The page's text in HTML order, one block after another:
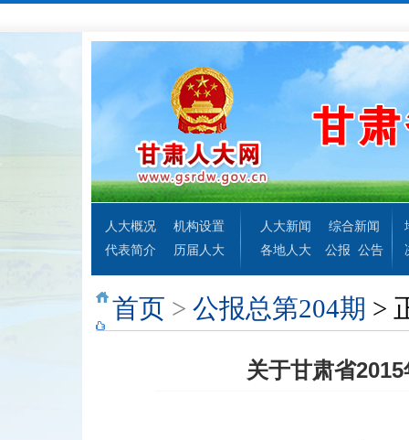
人大概况
机构设置
代表简介
历届人大
人大新闻
综合新闻
各地人大
公报 公告
首页 > 公报总第204期 >
关于甘肃省